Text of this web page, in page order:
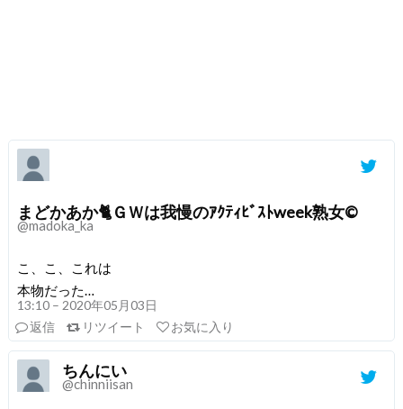
まどかあか🐈ＧＷは我慢のｱｸﾃｨﾋﾞｽﾄweek熟女©
@madoka_ka
こ、こ、これは
本物だった…
13:10 – 2020年05月03日
返信
リツイート お気に入り
ちんにい
@chinniisan